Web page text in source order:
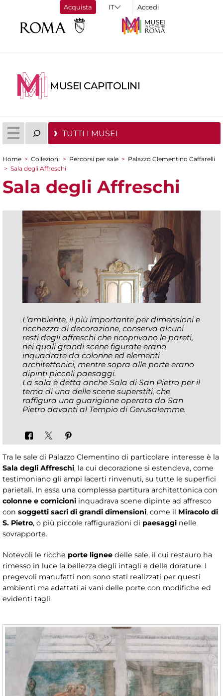
Acquista Accedi
MUSEI CAPITOLINI
TUTTI I MUSEI
Tu sei qui
Home > Collezioni > Percorsi per sale > Palazzo Clementino Caffarelli
> Sala degli Affreschi
Sala degli Affreschi
L’ambiente, il più importante per dimensioni e
ricchezza di decorazione, conserva alcuni
resti degli affreschi che ricoprivano le pareti,
nei quali grandi scene figurate erano
inquadrate da colonne ed elementi
architettonici, mentre sopra alle porte erano
dipinti piccoli paesaggi.
La sala è detta anche Sala di San Pietro per il
tema di una delle scene superstiti, che
raffigura una guarigione operata da San
Pietro davanti al Tempio di Gerusalemme.
Tra le sale di Palazzo Clementino di particolare interesse è la
Sala degli Affreschi, la cui decorazione si estendeva, come
testimoniano gli ampi lacerti rinvenuti, su tutte le superfici
parietali. In essa una complessa partitura architettonica con
colonne e cornicioni inquadrava scene dipinte ad affresco
con soggetti sacri di grandi dimensioni, come il Miracolo di
S. Pietro, o più piccole raffigurazioni di paesaggi nelle
sovrapporte.
Notevoli le ricche porte lignee delle sale, il cui restauro ha
rimesso in luce la bellezza degli intagli e delle dorature. I
pregevoli manufatti non sono stati realizzati per questi
ambienti ma adattati ai vani delle porte con modifiche ed
evidenti tagli.